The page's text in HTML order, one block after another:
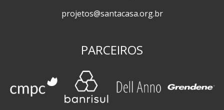
projetos@santacasa.org.br
PARCEIROS